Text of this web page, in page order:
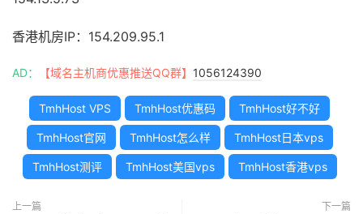
香港机房IP：154.209.95.1
AD： 【域名主机商优惠推送QQ群】 1056124390
TmhHost VPS TmhHost优惠码 TmhHost好不好
TmhHost官网 TmhHost怎么样 TmhHost日本vps
TmhHost测评 TmhHost美国vps TmhHost香港vps
上一篇 下一篇